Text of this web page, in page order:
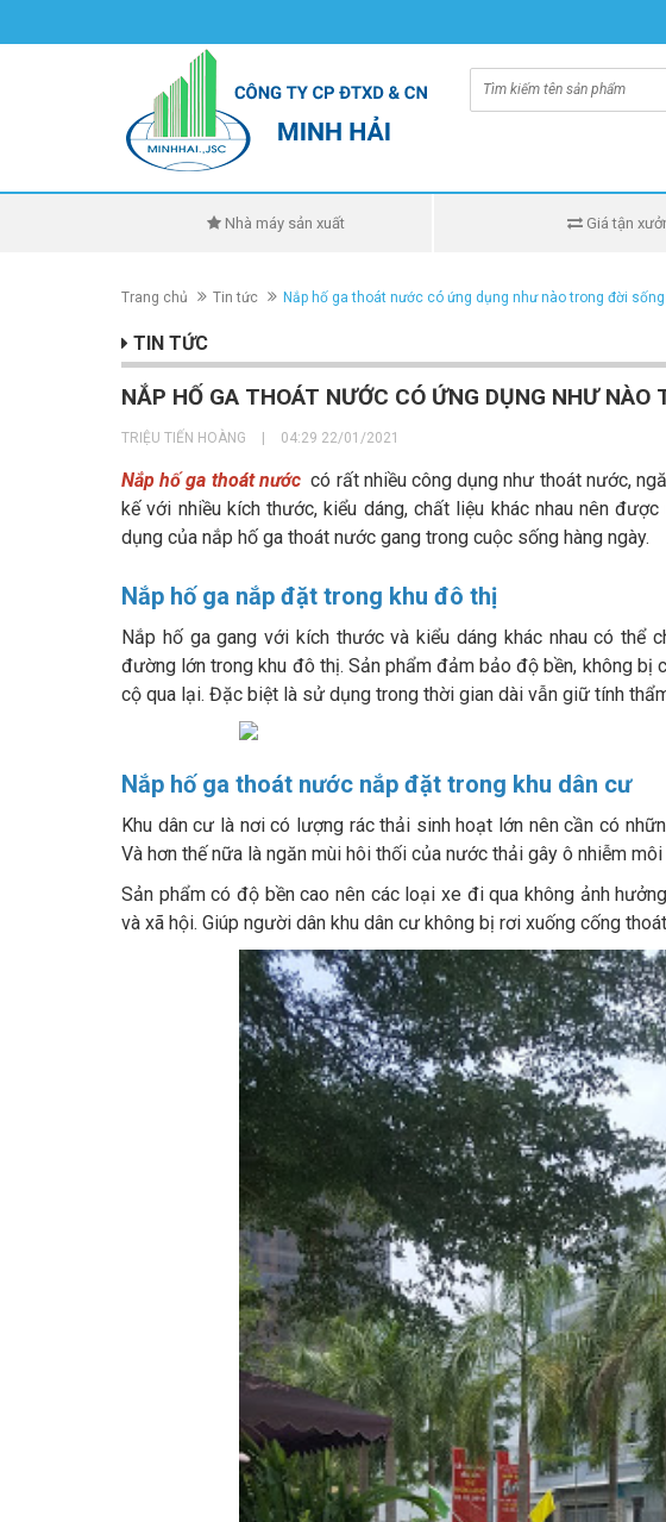
Nhà máy sản xuất Giá tận
Trang chủ Tin tức Nắp hố ga thoát nước có ứng dụng như nào trong đời sống
TIN TỨC
NẮP HỐ GA THOÁT NƯỚC CÓ ỨNG DỤNG NHƯ NÀO
TRIỆU TIẾN HOÀNG 04:29 22/01/2021
Nắp hố ga thoát nướccó rất nhiều công dụng như thoát nước,
kế với nhiều kích thước, kiểu dáng, chất liệu khác nhau nên
dụng của nắp hố ga thoát nước gang trong cuộc sống hàng ngày.
Nắp hố ga nắp đặt trong khu đô thị
Nắp hố ga gang với kích thước và kiểu dáng khác nhau có
đường lớn trong khu đô thị. Sản phẩm đảm bảo độ bền, không bị
cộ qua lại. Đặc biệt là sử dụng trong thời gian dài vẫn giữ tính
Nắp hố ga thoát nước nắp đặt trong khu dân cư
Khu dân cư là nơi có lượng rác thải sinh hoạt lớn nên cần có
Và hơn thế nữa là ngăn mùi hôi thối của nước thải gây ô nhiễm
Sản phẩm có độ bền cao nên các loại xe đi qua không ảnh
và xã hội. Giúp người dân khu dân cư không bị rơi xuống cống